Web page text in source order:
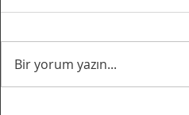
Bir yorum yazın...